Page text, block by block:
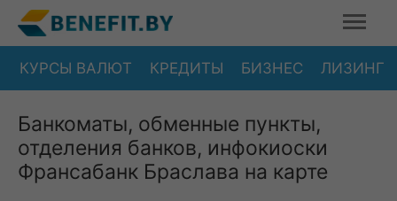
КУРСЫ ВАЛЮТ КРЕДИТЫ БИЗНЕС ЛИЗИНГ
Банкоматы, обменные пункты,
отделения банков, инфокиоски
Франсабанк Браслава на карте